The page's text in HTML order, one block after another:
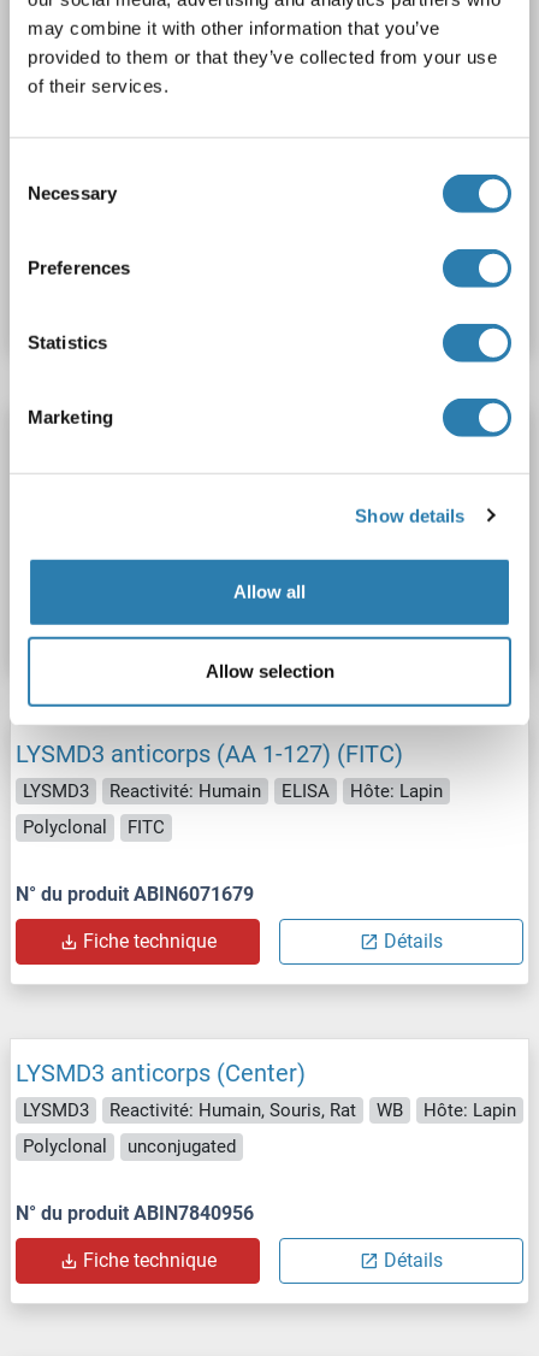
may combine it with other information that you’ve
provided to them or that they’ve collected from your use
of their services.
Selection
Necessary
Preferences
Statistics
Marketing
Show details
Allow all
Allow selection
N° du produit ABIN2791284
LYSMD3 anticorps (AA 1-127)
LYSMD3 Reactivité: Humain, Souris
ELISA, WB
Fiche technique Détails
LYSMD3 anticorps (AA 1-127) (FITC)
LYSMD3 Reactivité: Humain ELISA
Hôte: Lapin
Polyclonal
FITC
N° du produit ABIN6071679
Fiche technique Détails
LYSMD3 anticorps (Center)
LYSMD3 Reactivité: Humain, Souris, Rat WB
Hôte: Lapin
Polyclonal
unconjugated
N° du produit ABIN7840956
Fiche technique Détails